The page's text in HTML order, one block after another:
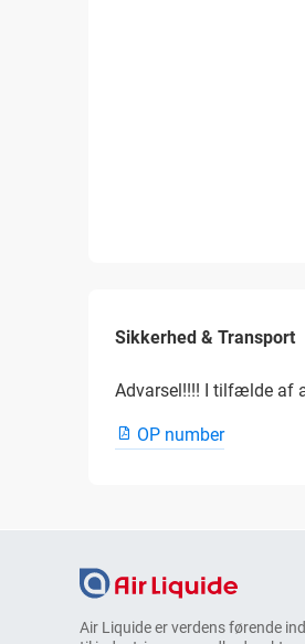
Sikkerhed & Transport
Advarsel!!!! I tilfælde af
OP number
Air Liquide er verdens førende